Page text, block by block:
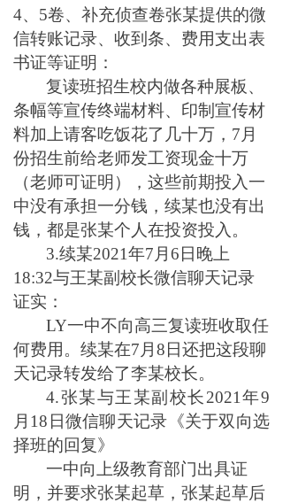
4、5卷、补充侦查卷张某提供的微
信转账记录、收到条、费用支出表
书证等证明：
复读班招生校内做各种展板、
条幅等宣传终端材料、印制宣传材
料加上请客吃饭花了几十万，7月
份招生前给老师发工资现金十万
（老师可证明），这些前期投入一
中没有承担一分钱，续某也没有出
钱，都是张某个人在投资投入。
3.续某2021年7月6日晚上
18:32与王某副校长微信聊天记录
证实：
LY一中不向高三复读班收取任
何费用。续某在7月8日还把这段聊
天记录转发给了李某校长。
4.张某与王某副校长2021年9
月18日微信聊天记录《关于双向选
择班的回复》
一中向上级教育部门出具证
明，并要求张某起草，张某起草后